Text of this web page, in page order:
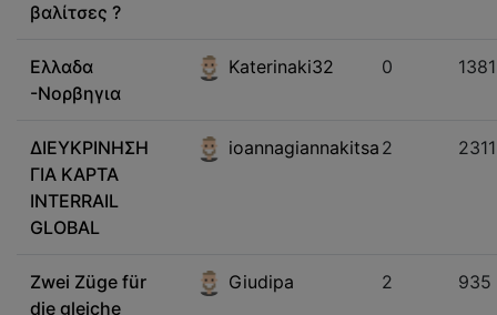
βαλίτσες ?
Ελλαδα
-Νορβηγια
Katerinaki32 0 1381
ΔΙΕΥΚΡΙΝΗΣΗ
ΓΙΑ ΚΑΡΤΑ
INTERRAIL
GLOBAL
ioannagiannakitsa 2 2311
Zwei Züge für
die gleiche
Giudipa 2 935